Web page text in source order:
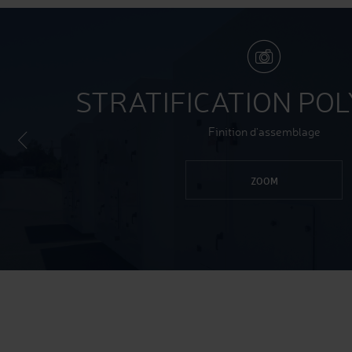
STRATIFICATION
Finition d'assemblage
ZOOM